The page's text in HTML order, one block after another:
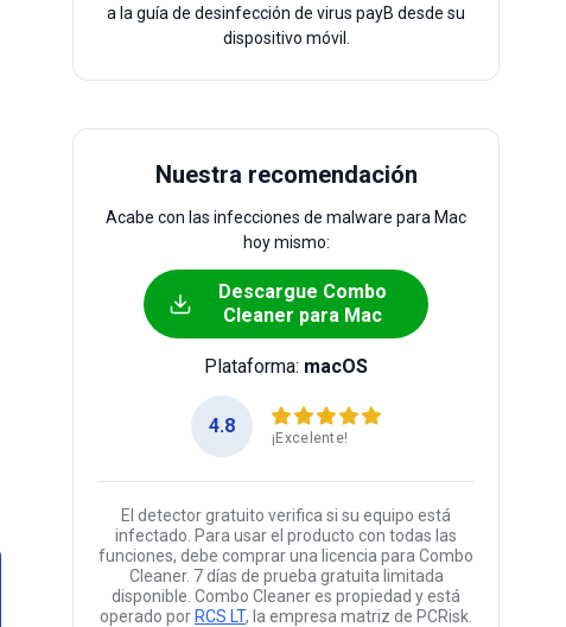
a la guía de desinfección de virus payB desde su
dispositivo móvil.
Nuestra recomendación
Acabe con las infecciones de malware para Mac
hoy mismo:
Descargue Combo
Cleaner para Mac
Plataforma: macOS
4.8
¡Excelente!
El detector gratuito verifica si su equipo está
infectado. Para usar el producto con todas las
funciones, debe comprar una licencia para Combo
Cleaner. 7 días de prueba gratuita limitada
disponible. Combo Cleaner es propiedad y está
operado por RCS LT, la empresa matriz de PCRisk.